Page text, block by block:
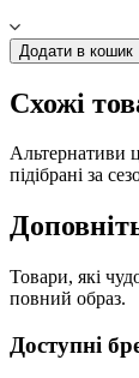
Додати в кошик
Схожі
Альтернативи
підібрані за
Товари, які
повний образ.
Доступні